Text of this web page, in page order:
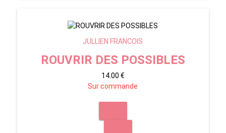
JULLIEN FRANCOIS
ROUVRIR DES POSSIBLES
14.00 €
Sur commande